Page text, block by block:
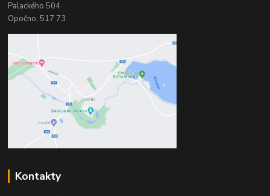
Palackého 504
Opočno, 517 73
Kontakty